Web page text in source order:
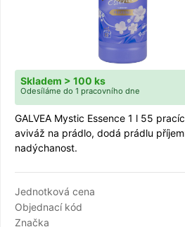
Skladem > 100 ks
Odesíláme do 1 pracovního dne
GALVEA Mystic Essence 1 l 55
aviváž na prádlo, dodá prádlu
nadýchanost.
Jednotková cena
Objednací kód
Značka